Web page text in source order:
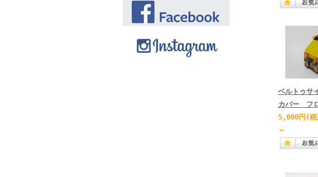
ベルトゥサ
カバー フ
5,000円 (
～